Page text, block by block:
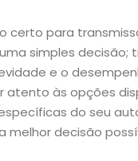
certo para
simples decisão;
e o
atento às opções
do seu
melhor decisão